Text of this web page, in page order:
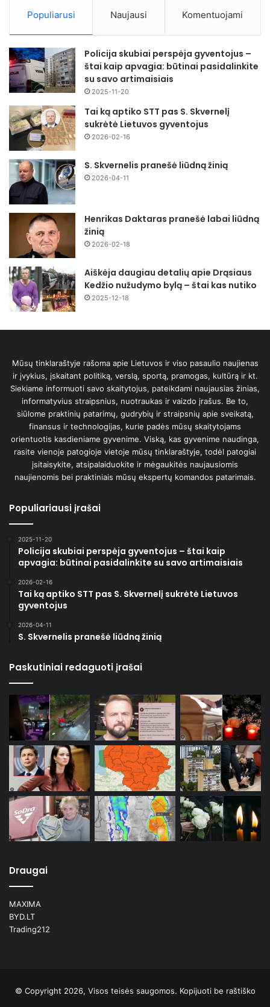
Populiarusi Naujausi Komentuojami
Policija skubiai perspėja gyventojus –
štai kaip apvagia: būtinai pasidalinkite
su savo artimaisiais
2025-11-20
Tai ką aptiko STT pas S. Skvernelį
sukrėtė Lietuvos gyventojus
2026-02-16
S. Skvernelis pranešė liūdną žinią
2026-04-11
Henrikas Daktaras pranešė labai liūdną
žinią
2026-02-18
Aiškėja daugiau detalių apie Drąsiaus
Kedžio nužudymo bylą – štai kas nutiko
2025-12-18
Mūsų tinklaraštyje rašoma apie Lietuvos ir viso pasaulio naujienas
ir įvykius, įskaitant politiką, verslą, sportą, pramogas, kultūrą ir kt.
Siekiame informuoti savo skaitytojus, pateikdami naujausias žinias,
informatyvius straipsnius, nuotraukas ir vaizdo įrašus. Be to,
siūlome praktinių patarimų, gudrybių ir straipsnių apie sveikatą,
finansus ir technologijas, kurie padės mūsų skaitytojams
orientuotis kasdieniame gyvenime. Viską, kas gyvenime naudinga,
rasite vienoje patogioje vietoje mūsų tinklaraštyje, todėl patogiai
įsitaisykite, atsipalaiduokite ir mėgaukitės naujausiomis
naujienomis bei praktiniais mūsų ekspertų komandos patarimais.
Populiariausi įrašai
2025-11-20
Policija skubiai perspėja gyventojus – štai kaip
apvagia: būtinai pasidalinkite su savo artimaisiais
2026-02-16
Tai ką aptiko STT pas S. Skvernelį sukrėtė Lietuvos
gyventojus
2026-04-11
S. Skvernelis pranešė liūdną žinią
Paskutiniai redaguoti įrašai
Draugai
MAXIMA
BYD.LT
Trading212
© Copyright 2026, Visos teisės saugomos. Kopijuoti be raštiško